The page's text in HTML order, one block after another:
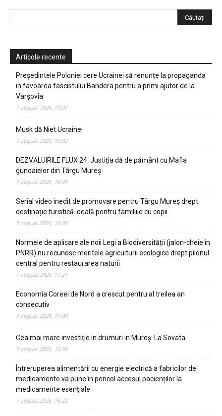
Articole recente
Președintele Poloniei cere Ucrainei să renunțe la propaganda
in favoarea fascistului Bandera pentru a primi ajutor de la
Varșovia
7 august 2026, 19:07
Musk dă Niet Ucrainei
7 august 2026, 19:02
DEZVĂLUIRILE FLUX 24: Justiția dă de pământ cu Mafia
gunoaielor din Târgu Mureș
7 august 2026, 18:49
Serial video inedit de promovare pentru Târgu Mureș drept
destinație turistică ideală pentru familiile cu copii
7 august 2026, 18:38
Normele de aplicare ale noii Legi a Biodiversității (jalon-cheie în
PNRR) nu recunosc meritele agriculturii ecologice drept pilonul
central pentru restaurarea naturii
7 august 2026, 17:21
Economia Coreei de Nord a crescut pentru al treilea an
consecutiv
7 august 2026, 17:09
Cea mai mare investiție in drumuri in Mureș: La Sovata
7 august 2026, 16:38
Întreruperea alimentării cu energie electrică a fabricilor de
medicamente va pune în pericol accesul pacienților la
medicamente esențiale
7 august 2026, 16:22